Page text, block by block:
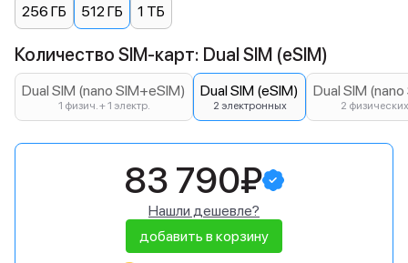
256 ГБ 512 ГБ 1 ТБ
Количество SIM-карт: Dual SIM (eSIM)
Dual SIM (nano SIM+eSIM)
1 физич. + 1 электр.
Dual SIM (eSIM)
2 электронных
Dual SIM
2 физических
83 790₽
Нашли дешевле?
добавить в корзину